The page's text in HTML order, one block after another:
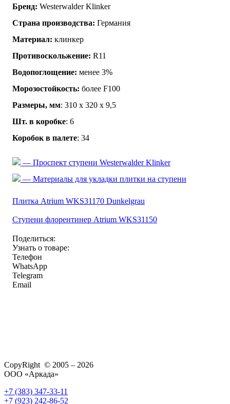
Бренд: Westerwalder Klinker
Страна производства: Германия
Материал: клинкер
Противоскольжение: R11
Водопоглощение: менее 3%
Морозостойкость: более F100
Размеры, мм: 310 x 320 x 9,5
Шт. в коробке: 6
Коробок в палете: 34
— Проспект ступени Westerwalder Klinker
— Материалы для укладки плитки на ступени
Плитка Atrium WKS31170 Dunkelgrau
Ступени флорентинер Atrium WKS31150
Поделиться:
Узнать о товаре:
Телефон
WhatsApp
Telegram
Email
CopyRight © 2005 – 2026
ООО «Аркада»
+7 (383) 347-33-11
+7 (923) 242-86-52